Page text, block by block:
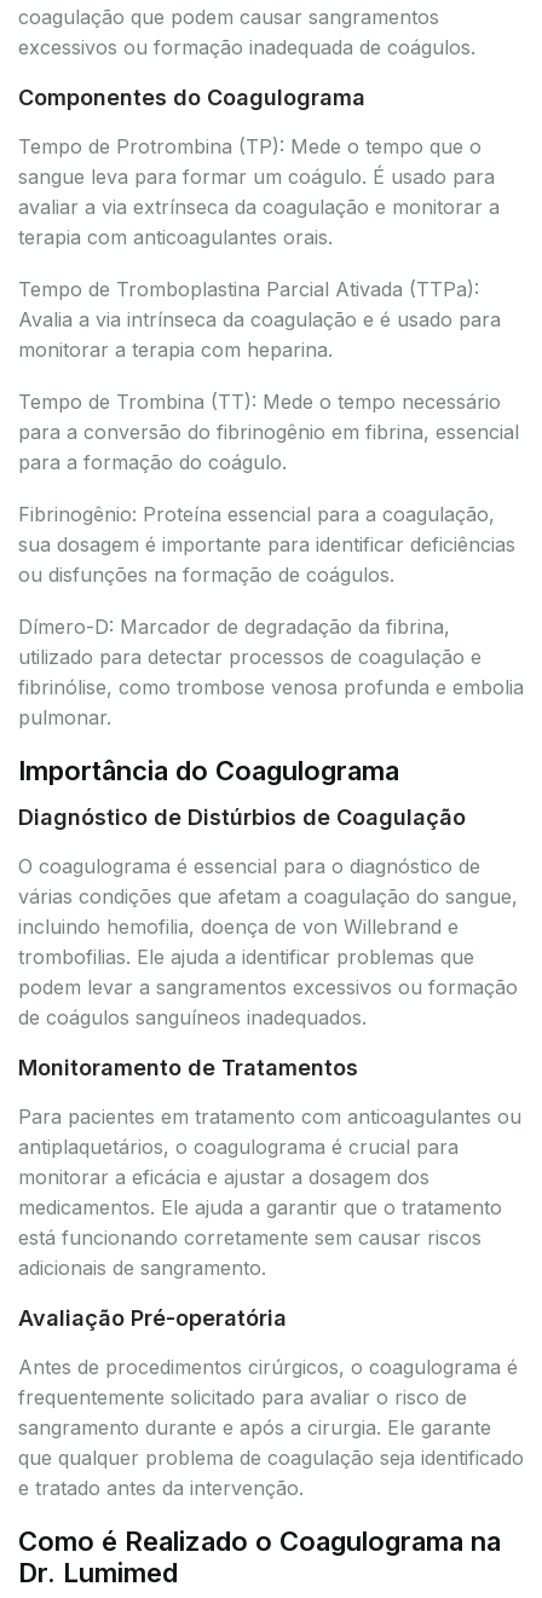
coagulação que podem causar sangramentos
excessivos ou formação inadequada de coágulos.
Componentes do Coagulograma
Tempo de Protrombina (TP): Mede o tempo que o
sangue leva para formar um coágulo. É usado para
avaliar a via extrínseca da coagulação e monitorar a
terapia com anticoagulantes orais.
Tempo de Tromboplastina Parcial Ativada (TTPa):
Avalia a via intrínseca da coagulação e é usado para
monitorar a terapia com heparina.
Tempo de Trombina (TT): Mede o tempo necessário
para a conversão do fibrinogênio em fibrina, essencial
para a formação do coágulo.
Fibrinogênio: Proteína essencial para a coagulação,
sua dosagem é importante para identificar deficiências
ou disfunções na formação de coágulos.
Dímero-D: Marcador de degradação da fibrina,
utilizado para detectar processos de coagulação e
fibrinólise, como trombose venosa profunda e embolia
pulmonar.
Importância do Coagulograma
Diagnóstico de Distúrbios de Coagulação
O coagulograma é essencial para o diagnóstico de
várias condições que afetam a coagulação do sangue,
incluindo hemofilia, doença de von Willebrand e
trombofilias. Ele ajuda a identificar problemas que
podem levar a sangramentos excessivos ou formação
de coágulos sanguíneos inadequados.
Monitoramento de Tratamentos
Para pacientes em tratamento com anticoagulantes ou
antiplaquetários, o coagulograma é crucial para
monitorar a eficácia e ajustar a dosagem dos
medicamentos. Ele ajuda a garantir que o tratamento
está funcionando corretamente sem causar riscos
adicionais de sangramento.
Avaliação Pré-operatória
Antes de procedimentos cirúrgicos, o coagulograma é
frequentemente solicitado para avaliar o risco de
sangramento durante e após a cirurgia. Ele garante
que qualquer problema de coagulação seja identificado
e tratado antes da intervenção.
Como é Realizado o Coagulograma na
Dr. Lumimed